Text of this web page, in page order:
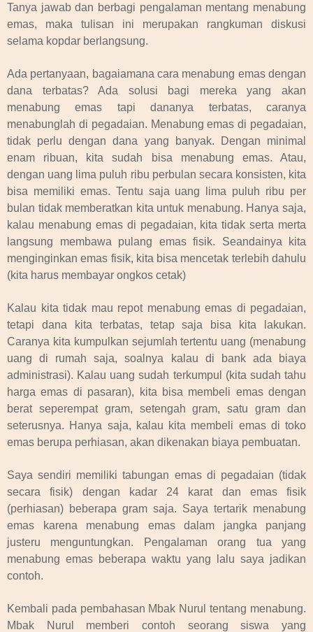
Tanya jawab dan berbagi pengalaman mentang menabung
emas, maka tulisan ini merupakan rangkuman diskusi
selama kopdar berlangsung.
Ada pertanyaan, bagaiamana cara menabung emas dengan
dana terbatas? Ada solusi bagi mereka yang akan
menabung emas tapi dananya terbatas, caranya
menabunglah di pegadaian. Menabung emas di pegadaian,
tidak perlu dengan dana yang banyak. Dengan minimal
enam ribuan, kita sudah bisa menabung emas. Atau,
dengan uang lima puluh ribu perbulan secara konsisten, kita
bisa memiliki emas. Tentu saja uang lima puluh ribu per
bulan tidak memberatkan kita untuk menabung. Hanya saja,
kalau menabung emas di pegadaian, kita tidak serta merta
langsung membawa pulang emas fisik. Seandainya kita
menginginkan emas fisik, kita bisa mencetak terlebih dahulu
(kita harus membayar ongkos cetak)
Kalau kita tidak mau repot menabung emas di pegadaian,
tetapi dana kita terbatas, tetap saja bisa kita lakukan.
Caranya kita kumpulkan sejumlah tertentu uang (menabung
uang di rumah saja, soalnya kalau di bank ada biaya
administrasi). Kalau uang sudah terkumpul (kita sudah tahu
harga emas di pasaran), kita bisa membeli emas dengan
berat seperempat gram, setengah gram, satu gram dan
seterusnya. Hanya saja, kalau kita membeli emas di toko
emas berupa perhiasan, akan dikenakan biaya pembuatan.
Saya sendiri memiliki tabungan emas di pegadaian (tidak
secara fisik) dengan kadar 24 karat dan emas fisik
(perhiasan) beberapa gram saja. Saya tertarik menabung
emas karena menabung emas dalam jangka panjang
justeru menguntungkan. Pengalaman orang tua yang
menabung emas beberapa waktu yang lalu saya jadikan
contoh.
Kembali pada pembahasan Mbak Nurul tentang menabung.
Mbak Nurul memberi contoh seorang siswa yang